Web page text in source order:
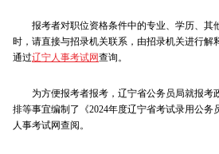
报考者对职位资格条件中的专业、学历、其
时，请直接与招录机关联系，由招录机关进行解
通过辽宁人事考试网查询。
为方便报考者报考，辽宁省公务员局就报考
排等事宜编制了《2024年度辽宁省考试录用公
人事考试网查阅。